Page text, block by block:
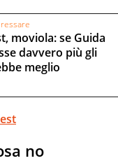
moviola: se Guida
davvero più gli
meglio
no